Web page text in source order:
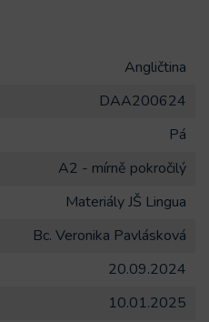
Angličtina
DAA200624
Pá
A2 - mírně pokročilý
Materiály JŠ Lingua
Bc. Veronika Pavlásková
20.09.2024
10.01.2025